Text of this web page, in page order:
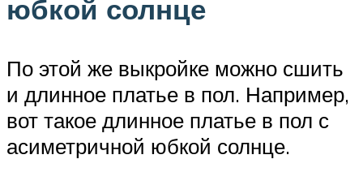
юбкой солнце
По этой же выкройке можно сшить
и длинное платье в пол. Например,
вот такое длинное платье в пол с
асиметричной юбкой солнце.